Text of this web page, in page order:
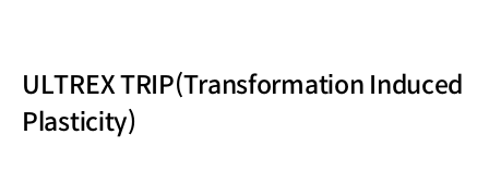
ULTREX TRIP(Transformation Induced
Plasticity)